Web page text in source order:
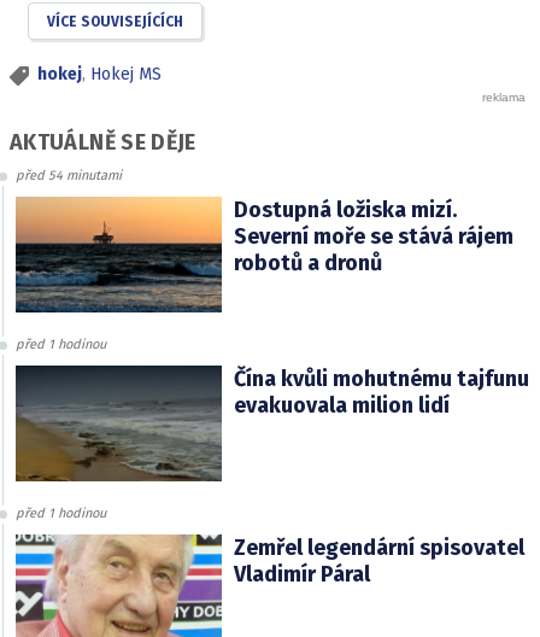
VÍCE SOUVISEJÍCÍCH
hokej, Hokej MS
AKTUÁLNĚ SE DĚJE
před 54 minutami
Dostupná ložiska mizí.
Severní moře se stává rájem
robotů a dronů
před 1 hodinou
Čína kvůli mohutnému tajfunu
evakuovala milion lidí
před 1 hodinou
Zemřel legendární spisovatel
Vladimír Páral